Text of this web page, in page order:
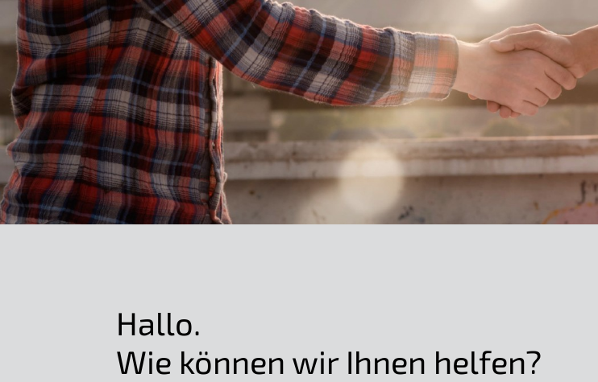
Hallo.
Wie können wir Ihnen helfen?